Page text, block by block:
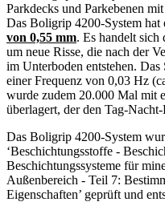
Parkdecks und Parkebenen
Das Boligrip 4200-System hat
von 0,55 mm. Es handelt sich
um neue Risse, die nach der
im Unterboden entstehen.
einer Frequenz von 0,03 Hz
wurde zudem 20.000 Mal mit
überlagert, der den Tag-
Das Boligrip 4200-System
‘Beschichtungsstoffe -
Beschichtungssysteme für
Außenbereich - Teil 7:
Eigenschaften’ geprüft und